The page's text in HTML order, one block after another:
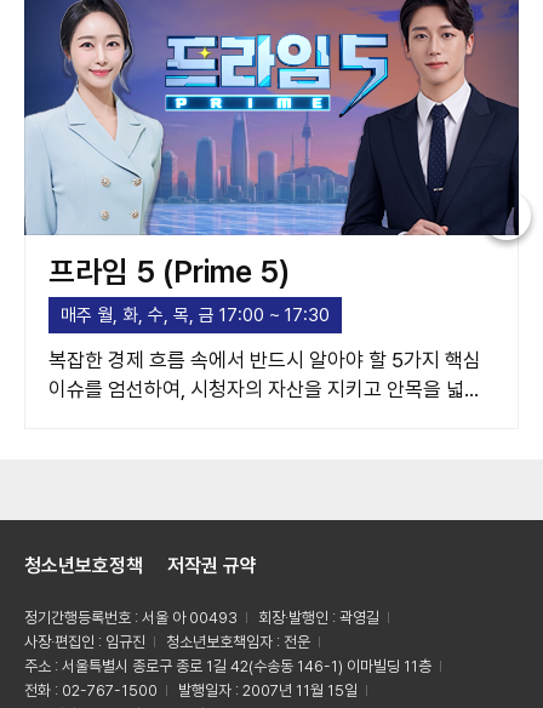
프라임 5 (Prime 5)
매주 월, 화, 수, 목, 금 17:00 ~ 17:30
복잡한 경제 흐름 속에서 반드시 알아야 할 5가지 핵심
이슈를 엄선하여, 시청자의 자산을 지키고 안목을 넓혀
청소년보호정책 저작권 규약
정기간행등록번호 : 서울 아 00493
회장·발행인 : 곽영길
사장·편집인 : 임규진
청소년보호책임자 : 전운
주소 : 서울특별시 종로구 종로 1길 42(수송동 146-1) 이마빌딩 11층
전화 : 02-767-1500
발행일자 : 2007년 11월 15일